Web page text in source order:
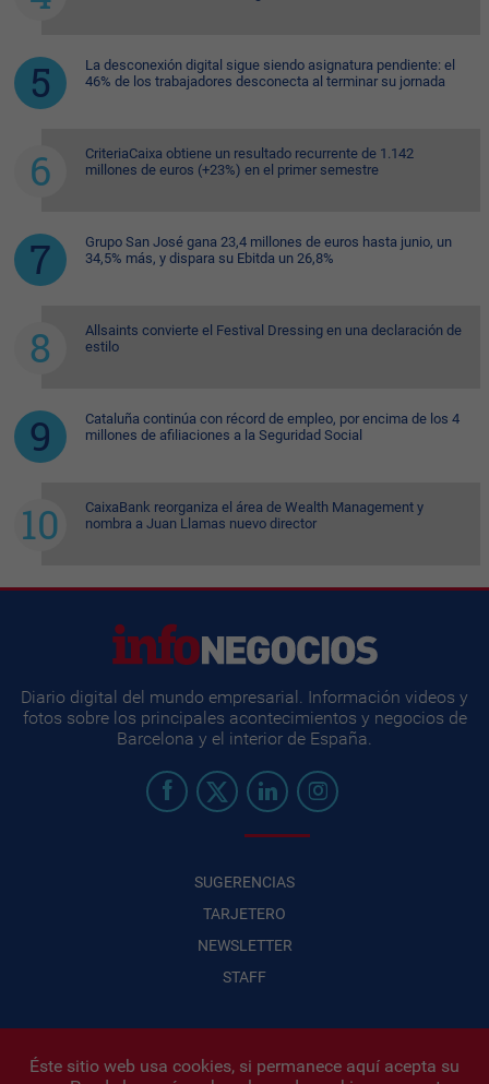
La desconexión digital sigue siendo asignatura pendiente: el
46% de los trabajadores desconecta al terminar su jornada
CriteriaCaixa obtiene un resultado recurrente de 1.142
millones de euros (+23%) en el primer semestre
Grupo San José gana 23,4 millones de euros hasta junio, un
34,5% más, y dispara su Ebitda un 26,8%
Allsaints convierte el Festival Dressing en una declaración de
estilo
Cataluña continúa con récord de empleo, por encima de los 4
millones de afiliaciones a la Seguridad Social
CaixaBank reorganiza el área de Wealth Management y
nombra a Juan Llamas nuevo director
Diario digital del mundo empresarial. Información videos y
fotos sobre los principales acontecimientos y negocios de
Barcelona y el interior de España.
SUGERENCIAS
TARJETERO
NEWSLETTER
STAFF
Éste sitio web usa cookies, si permanece aquí acepta su